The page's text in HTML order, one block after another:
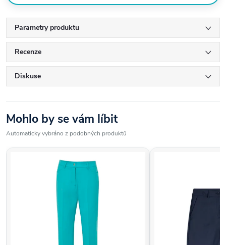
Snadno kombinovatelné s další golfovou módou
Rychleschnoucí a nemačkavý materiál
Parametry produktu
Recenze
Diskuse
Mohlo by se vám líbit
Automaticky vybráno z podobných produktů